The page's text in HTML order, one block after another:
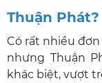
Thuận Phát?
Có rất nhiều đơn
nhưng Thuận
khác biệt, vượt